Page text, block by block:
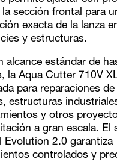
sección frontal para
exacta de la lanza
y estructuras.
alcance estándar de
la Aqua Cutter 710V
para reparaciones
estructuras
y otros
a gran escala. El
Evolution 2.0 garantiza
controlados y